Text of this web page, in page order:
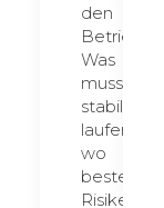
den
Betrieb:
Was
muss
stabil
laufen,
wo
bestehen
Risiken,